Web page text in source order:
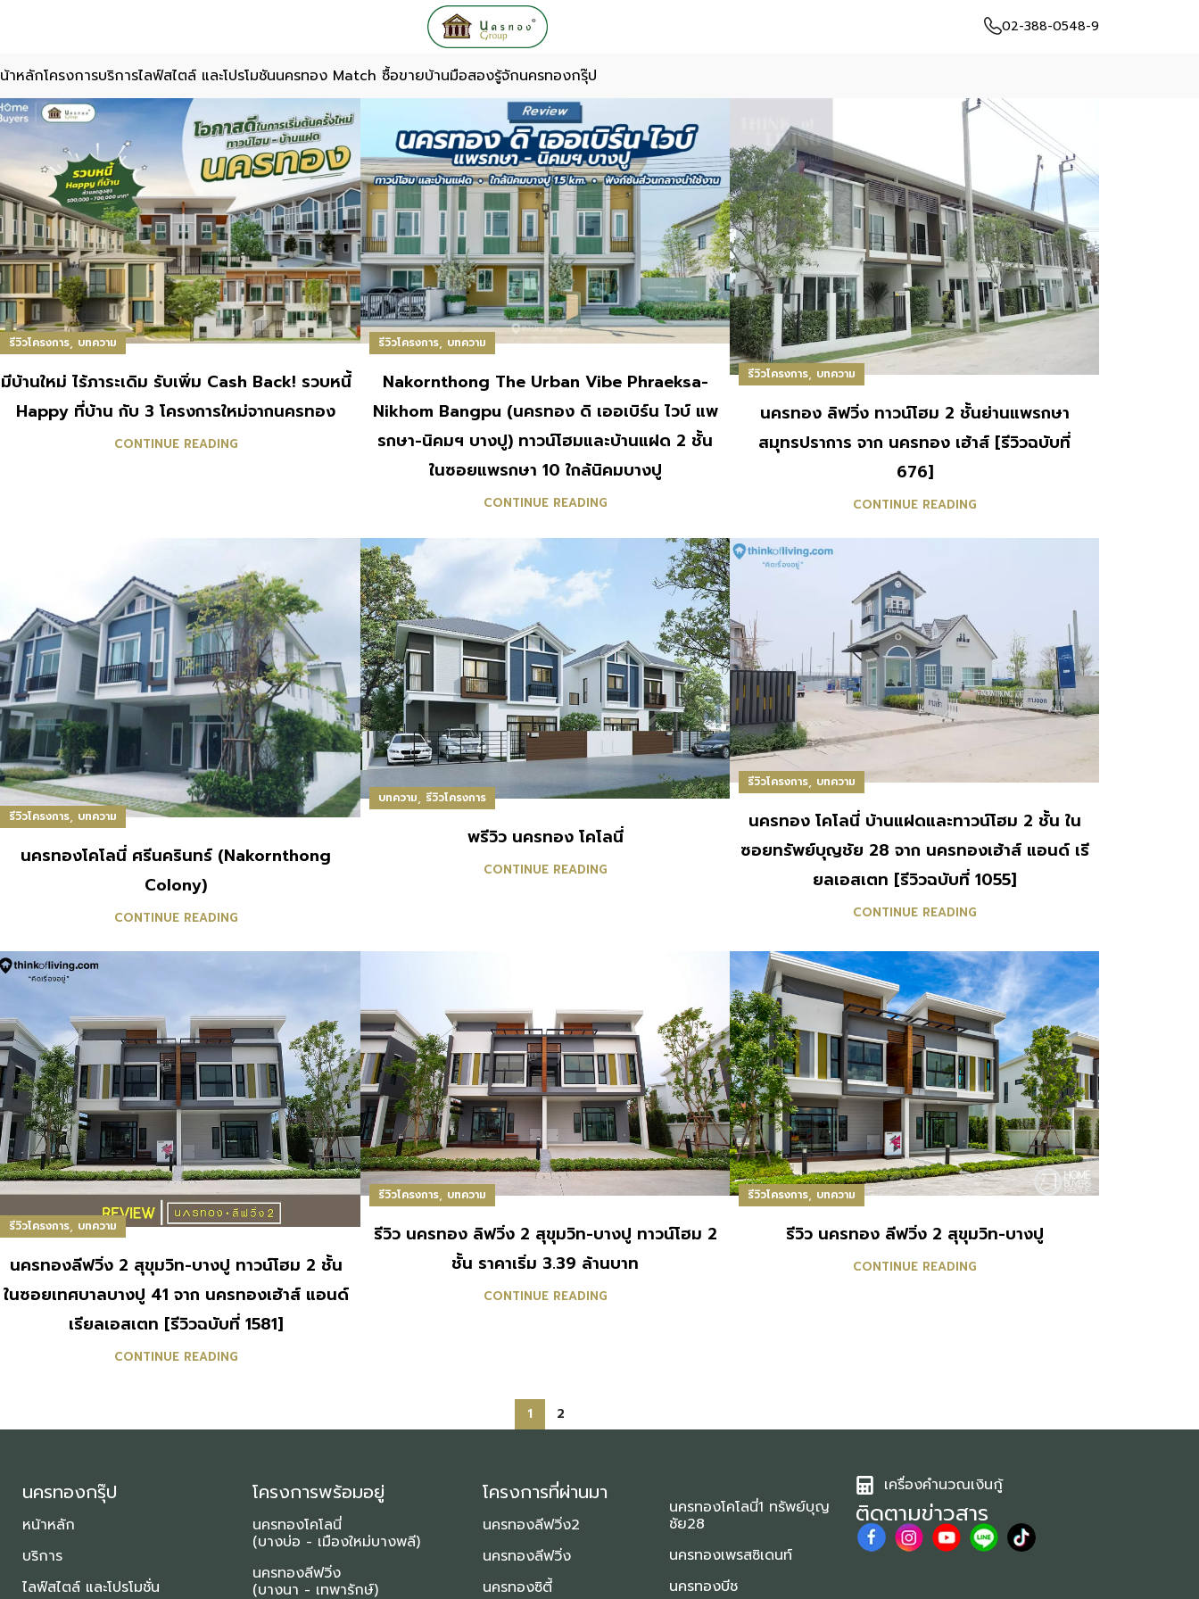
02-388-0548-9
าหลักโครงการบริการไลฟ์สไตล์ และโปรโมชันนครทอง Match ซื้อขายบ้านมือสองรู้จักนครทองกรุ๊ป
รีวิวโครงการ, บทความ
มีบ้านใหม่ ไร้ภาระเดิม รับเพิ่ม Cash Back! รวบหนี้
Happy ที่บ้าน กับ 3 โครงการใหม่จากนครทอง
CONTINUE READING
รีวิวโครงการ, บทความ
Nakornthong The Urban Vibe Phraeksa-
Nikhom Bangpu (นครทอง ดิ เออเบิร์น ไวบ์ แพ
รกษา-นิคมฯ บางปู) ทาวน์โฮมและบ้านแฝด 2 ชั้น
ในซอยแพรกษา 10 ใกล้นิคมบางปู
CONTINUE READING
รีวิวโครงการ, บทความ
นครทอง ลิฟวิ่ง ทาวน์โฮม 2 ชั้นย่านแพรกษา
สมุทรปราการ จาก นครทอง เฮ้าส์ [รีวิวฉบับที่
676]
CONTINUE READING
รีวิวโครงการ, บทความ
นครทองโคโลนี่ ศรีนครินทร์ (Nakornthong
Colony)
CONTINUE READING
บทความ, รีวิวโครงการ
พรีวิว นครทอง โคโลนี่
CONTINUE READING
รีวิวโครงการ, บทความ
นครทอง โคโลนี่ บ้านแฝดและทาวน์โฮม 2 ชั้น ใน
ซอยทรัพย์บุญชัย 28 จาก นครทองเฮ้าส์ แอนด์ เรี
ยลเอสเตท [รีวิวฉบับที่ 1055]
CONTINUE READING
รีวิวโครงการ, บทความ
นครทองลีฟวิ่ง 2 สุขุมวิท-บางปู ทาวน์โฮม 2 ชั้น
ในซอยเทศบาลบางปู 41 จาก นครทองเฮ้าส์ แอนด์
เรียลเอสเตท [รีวิวฉบับที่ 1581]
CONTINUE READING
รีวิวโครงการ, บทความ
รีวิว นครทอง ลิฟวิ่ง 2 สุขุมวิท-บางปู ทาวน์โฮม 2
ชั้น ราคาเริ่ม 3.39 ล้านบาท
CONTINUE READING
รีวิวโครงการ, บทความ
รีวิว นครทอง ลีฟวิ่ง 2 สุขุมวิท-บางปู
CONTINUE READING
1 2
นครทองกรุ๊ป
หน้าหลัก
บริการ
ไลฟ์สไตล์ และโปรโมชั่น
โครงการพร้อมอยู่
นครทองโคโลนี่
(บางบ่อ - เมืองใหม่บางพลี)
นครทองลีฟวิ่ง
(บางนา - เทพารักษ์)
โครงการที่ผ่านมา
นครทองลีฟวิ่ง2
นครทองลีฟวิ่ง
นครทองซิตี้
นครทองโคโลนี่1 ทรัพย์บุญ
ชัย28
นครทองเพรสซิเดนท์
นครทองบีช
เครื่องคำนวณเงินกู้
ติดตามข่าวสาร